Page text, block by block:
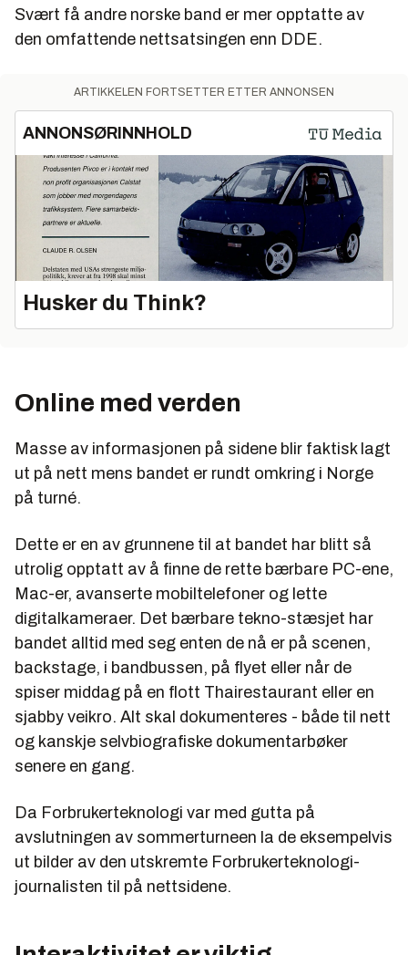
Svært få andre norske band er mer opptatte av
den omfattende nettsatsingen enn DDE.
ARTIKKELEN FORTSETTER ETTER ANNONSEN
ANNONSØRINNHOLD
Husker du Think?
Online med verden
Masse av informasjonen på sidene blir faktisk lagt
ut på nett mens bandet er rundt omkring i Norge
på turné.
Dette er en av grunnene til at bandet har blitt så
utrolig opptatt av å finne de rette bærbare PC-ene,
Mac-er, avanserte mobiltelefoner og lette
digitalkameraer. Det bærbare tekno-stæsjet har
bandet alltid med seg enten de nå er på scenen,
backstage, i bandbussen, på flyet eller når de
spiser middag på en flott Thairestaurant eller en
sjabby veikro. Alt skal dokumenteres - både til nett
og kanskje selvbiografiske dokumentarbøker
senere en gang.
Da Forbrukerteknologi var med gutta på
avslutningen av sommerturneen la de eksempelvis
ut bilder av den utskremte Forbrukerteknologi-
journalisten til på nettsidene.